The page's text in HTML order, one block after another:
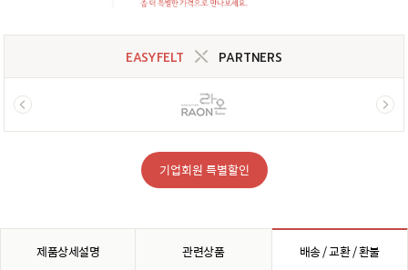
EASYFELT PARTNERS
기업회원 특별할인
제품상세설명 관련상품 배송 / 교환 / 환불